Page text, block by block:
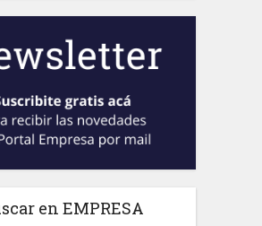
en EMPRESA